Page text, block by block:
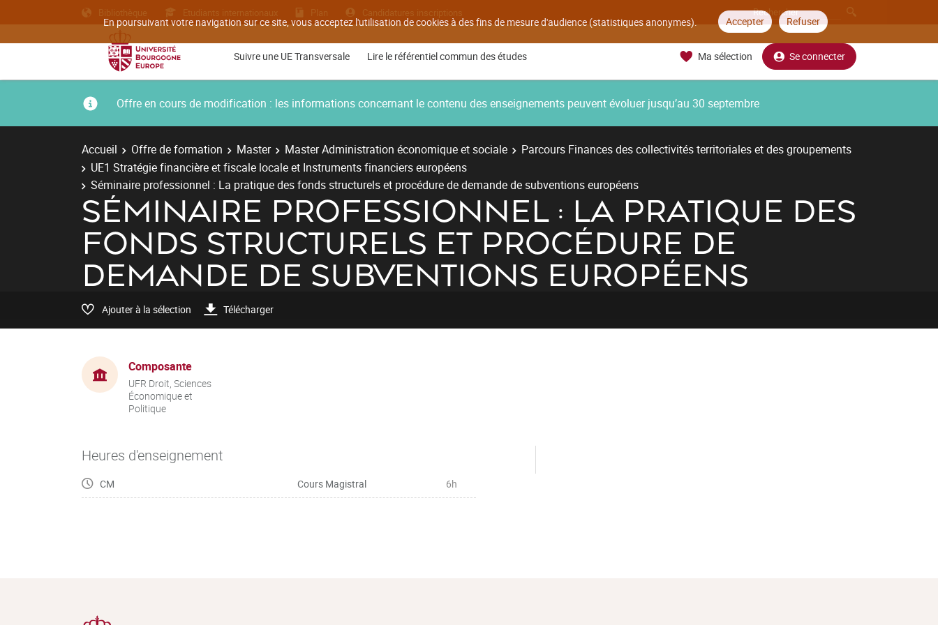
En poursuivant votre navigation sur ce site, vous acceptez l'utilisation de cookies à des fins de mesure d'audience (statistiques anonymes). Accepter Refuser
Bibliothèque Etudiants internationaux Plan Candidatures inscriptions
Suivre une UE Transversale Lire le référentiel commun des études Ma sélection Se connecter
Offre en cours de modification : les informations concernant le contenu des enseignements peuvent évoluer jusqu’au 30 septembre
Accueil Offre de formation Master Master Administration économique et sociale
Parcours Finances des collectivités territoriales et des groupements
UE1 Stratégie financière et fiscale locale et Instruments financiers européens
Séminaire professionnel : La pratique des fonds structurels et procédure de demande de subventions européens
SÉMINAIRE PROFESSIONNEL : LA PRATIQUE DES
FONDS STRUCTURELS ET PROCÉDURE DE
DEMANDE DE SUBVENTIONS EUROPÉENS
Ajouter à la sélection Télécharger
Composante
UFR Droit, Sciences
Économique et
Politique
Heures d'enseignement
CM Cours Magistral 6h